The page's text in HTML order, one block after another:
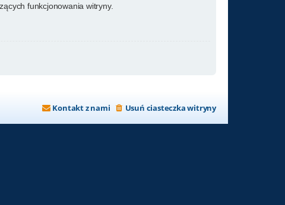
funkcjonowania witryny.
Usuń ciasteczka witryny
Kontakt z nami